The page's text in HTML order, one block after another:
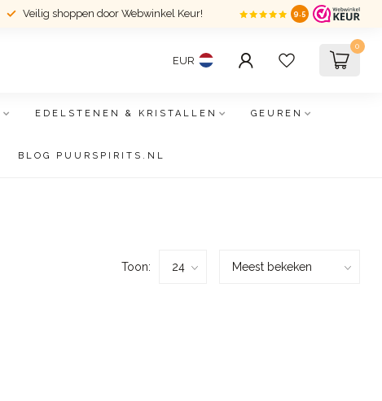
Veilig shoppen door Webwinkel Keur! 9.5
EUR
0
EDELSTENEN & KRISTALLEN GEUREN
BLOG PUURSPIRITS.NL
Toon: